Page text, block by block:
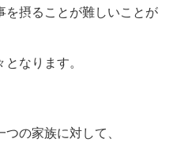
を摂ることが難しいことが
なります。
の家族に対して、